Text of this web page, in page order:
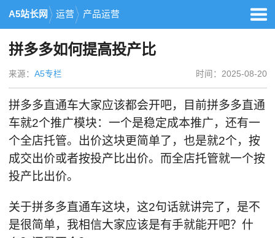
A5站长网 运营 产品运营
拼多多如何提高投产比
来源： A5专栏 时间：2025-08-20
拼多多直通车大家应该都会开吧，目前拼多多直通
车就2个推广模块：一个是稳定成本推广，还有一
个全店托管。出价这块更简单了，也是就2个，按
成交出价或者按投产比出价。而全店托管就一个按
投产比出价。
关于拼多多直通车这块，这2句话就讲完了，是不
是很简单，我相信大家应该是有手就能开吧？什